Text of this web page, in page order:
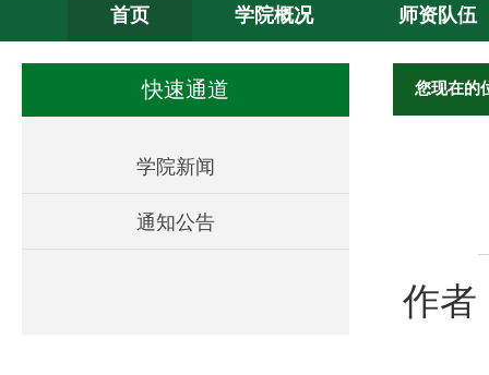
首页 学院概况 师资队伍
快速通道
学院新闻
通知公告
您现在的
作